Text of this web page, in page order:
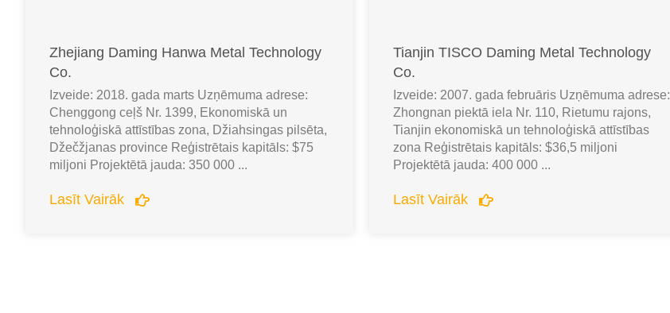
Zhejiang Daming Hanwa Metal Technology
Co.
Izveide: 2018. gada marts Uzņēmuma adrese:
Chenggong ceļš Nr. 1399, Ekonomiskā un
tehnoloģiskā attīstības zona, Džiahsingas pilsēta,
Džečžjanas province Reģistrētais kapitāls: $75
miljoni Projektētā jauda: 350 000 ...
Lasīt Vairāk
Tianjin TISCO Daming Metal Technology
Co.
Izveide: 2007. gada februāris Uzņēmuma adrese:
Zhongnan piektā iela Nr. 110, Rietumu rajons,
Tianjin ekonomiskā un tehnoloģiskā attīstības
zona Reģistrētais kapitāls: $36,5 miljoni
Projektētā jauda: 400 000 ...
Lasīt Vairāk